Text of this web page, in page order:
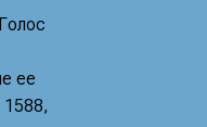
ее
1588,